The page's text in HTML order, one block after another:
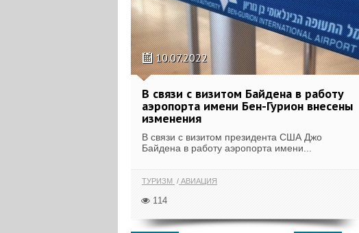
10.07.2022
В связи с визитом Байдена в работу
аэропорта имени Бен-Гурион внесены
изменения
В связи с визитом президента США Джо
Байдена в работу аэропорта имени...
ТУРИЗМ АВИАЦИЯ
114